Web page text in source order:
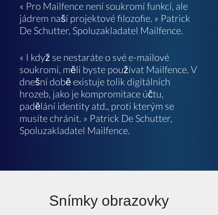
« Pro Mailfence není soukromí funkcí, ale
jádrem naší projektové filozofie. » Patrick
De Schutter, Spoluzakladatel Mailfence.
« I když se nestaráte o své e-mailové
soukromí, měli byste používat Mailfence. V
dnešní době existuje tolik digitálních
hrozeb, jako je kompromitace účtu,
padělání identity atd., proti kterým se
musíte chránit. » Patrick De Schutter,
Spoluzakladatel Mailfence.
Snímky obrazovky